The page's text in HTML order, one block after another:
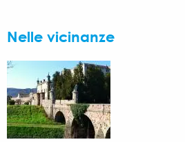
Nelle vicinanze